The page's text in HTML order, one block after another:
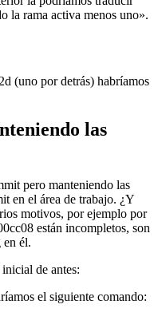
la rama activa menos uno».
(uno por detrás) habríamos
las
pero manteniendo las
en el área de trabajo. ¿Y
motivos, por ejemplo por
están incompletos, son
él.
de antes:
el siguiente comando: